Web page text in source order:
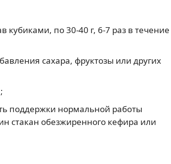
по 30-40 г, 6-7 раз в течение
сахара, фруктозы или других
поддержки нормальной работы
стакан обезжиренного кефира или